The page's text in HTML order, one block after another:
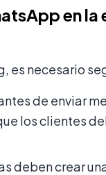
en
es necesario
de enviar
los clientes
deben crear